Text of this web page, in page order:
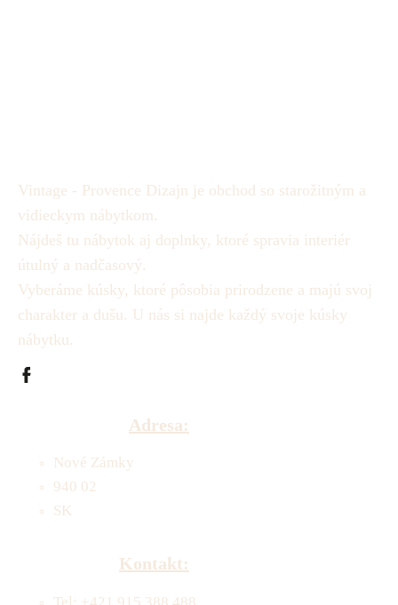
Vintage - Provence Dizajn je obchod so starožitným a
vidieckym nábytkom.
Nájdeš tu nábytok aj doplnky, ktoré spravia interiér
útulný a nadčasový.
Vyberáme kúsky, ktoré pôsobia prirodzene a majú svoj
charakter a dušu. U nás si najde každý svoje kúsky
nábytku.
Adresa:
Nové Zámky
940 02
SK
Kontakt: